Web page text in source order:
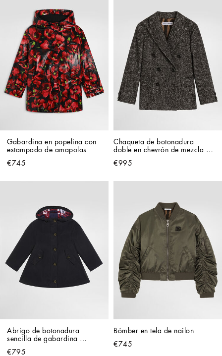
Gabardina en popelina con
estampado de amapolas
€745
Chaqueta de botonadura
doble en chevrón de mezcla
€995
Abrigo de botonadura
sencilla de gabardina
€795
Bómber en tela de nailon
€745